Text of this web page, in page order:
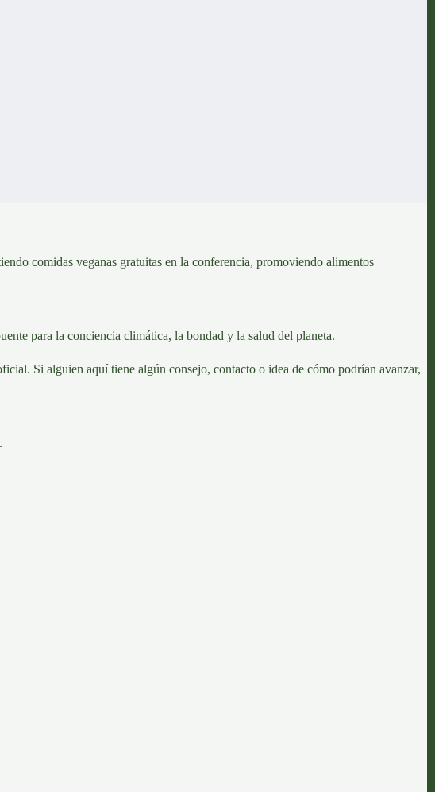
comidas veganas gratuitas en la conferencia, promoviendo alimentos
para la conciencia climática, la bondad y la salud del planeta.
Si alguien aquí tiene algún consejo, contacto o idea de cómo podrían avanzar,